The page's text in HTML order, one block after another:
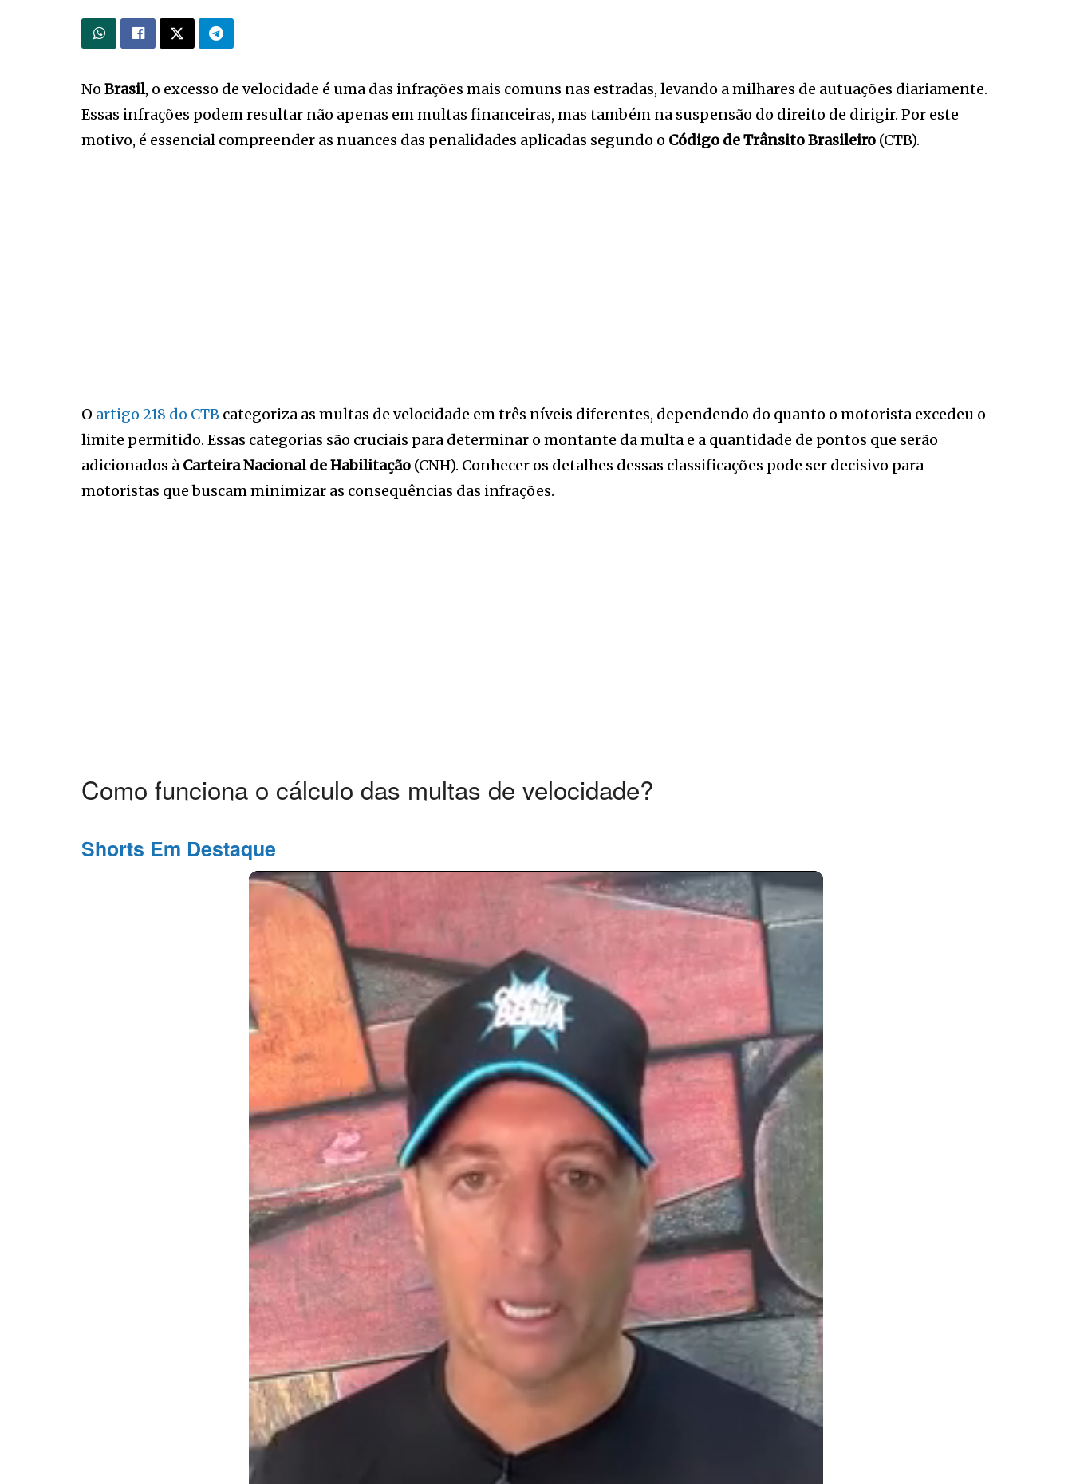
No Brasil, o excesso de velocidade é uma das infrações mais comuns nas estradas, levando a milhares de autuações diariamente.
Essas infrações podem resultar não apenas em multas financeiras, mas também na suspensão do direito de dirigir. Por este
motivo, é essencial compreender as nuances das penalidades aplicadas segundo o Código de Trânsito Brasileiro (CTB).
O artigo 218 do CTB categoriza as multas de velocidade em três níveis diferentes, dependendo do quanto o motorista excedeu o
limite permitido. Essas categorias são cruciais para determinar o montante da multa e a quantidade de pontos que serão
adicionados à Carteira Nacional de Habilitação (CNH). Conhecer os detalhes dessas classificações pode ser decisivo para
motoristas que buscam minimizar as consequências das infrações.
Como funciona o cálculo das multas de velocidade?
Shorts Em Destaque